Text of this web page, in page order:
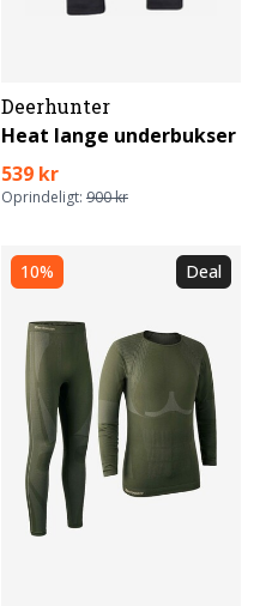
Deerhunter
Heat lange underbukser
539 kr
Oprindeligt: 900 kr
10% Deal